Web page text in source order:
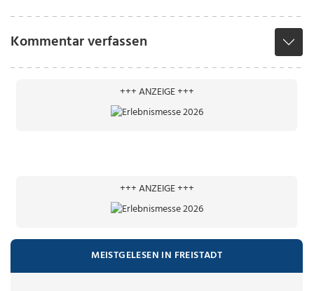
Kommentar verfassen
+++ ANZEIGE +++
+++ ANZEIGE +++
MEISTGELESEN IN FREISTADT